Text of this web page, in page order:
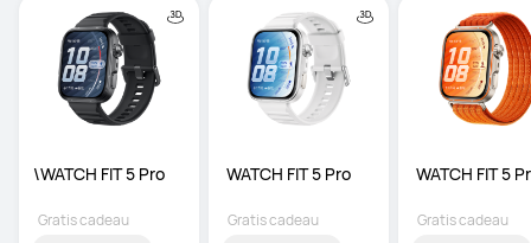
\WATCH FIT 5 Pro
Gratis cadeau
WATCH FIT 5 Pro
Gratis cadeau
WATCH FIT 5
Gratis cadeau